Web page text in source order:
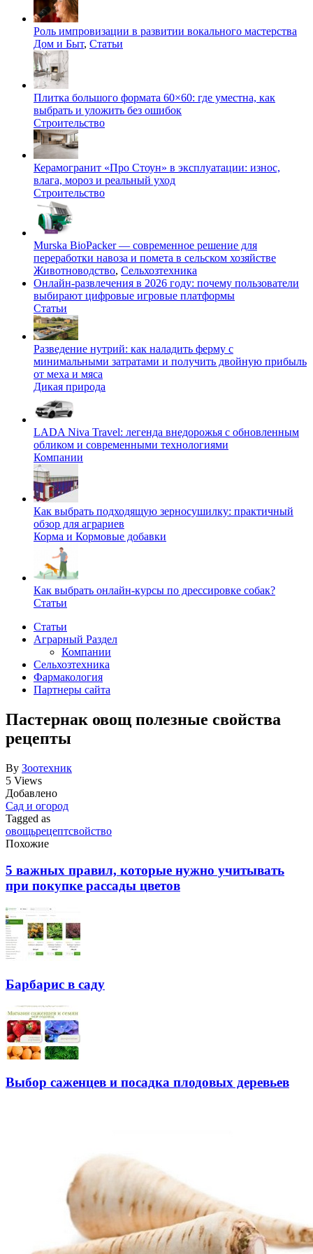
Роль импровизации в развитии вокального мастерства
Дом и Быт, Статьи
Плитка большого формата 60×60: где уместна, как
выбрать и уложить без ошибок
Строительство
Керамогранит «Про Стоун» в эксплуатации: износ,
влага, мороз и реальный уход
Строительство
Murska BioPacker — современное решение для
переработки навоза и помета в сельском хозяйстве
Животноводство, Сельхозтехника
Онлайн-развлечения в 2026 году: почему пользователи
выбирают цифровые игровые платформы
Статьи
Разведение нутрий: как наладить ферму с
минимальными затратами и получить двойную прибыль
от меха и мяса
Дикая природа
LADA Niva Travel: легенда внедорожья с обновленным
обликом и современными технологиями
Компании
Как выбрать подходящую зерносушилку: практичный
обзор для аграриев
Корма и Кормовые добавки
Как выбрать онлайн-курсы по дрессировке собак?
Статьи
Статьи
Аграрный Раздел
Компании
Сельхозтехника
Фармакология
Партнеры сайта
Пастернак овощ полезные свойства
рецепты
By Зоотехник
5 Views
Добавлено
Сад и огород
Tagged as
овощьрецептсвойство
Похожие
5 важных правил, которые нужно учитывать
при покупке рассады цветов
Барбарис в саду
Выбор саженцев и посадка плодовых деревьев